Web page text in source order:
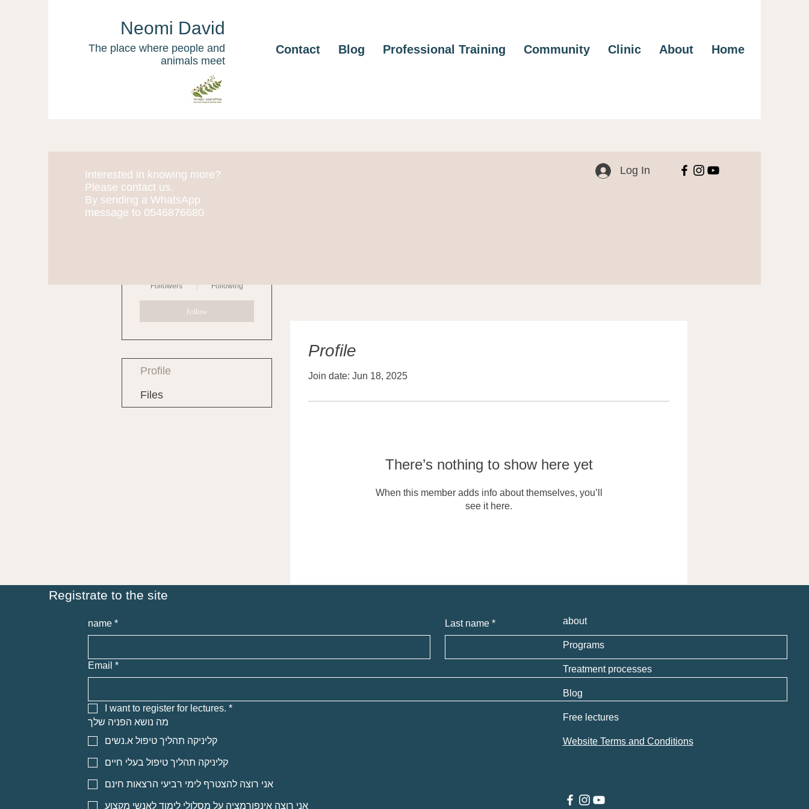
Neomi David
The place where people and
animals meet
Home
About
Clinic
Community
Professional Training
Blog
Contact
Interested in knowing more?
Please contact us.
By sending a WhatsApp
message to 0546876680
Log In
Profile
Join date: Jun 18, 2025
There’s nothing to show here yet
When this member adds info about themselves, you’ll
see it here.
Followers Following
Follow
More actions
Profile
Files
Registrate to the site
name * Last name *
Email *
I want to register for lectures. *
מה נושא הפניה שלך
קליניקה תהליך טיפול א.נשים
קליניקה תהליך טיפול בעלי חיים
אני רוצה להצטרף לימי רביעי הרצאות חינם
אני רוצה אינפורמציה על מסלולי לימוד לאנשי מקצוע
about
Programs
Treatment processes
Blog
Free lectures
Website Terms and Conditions